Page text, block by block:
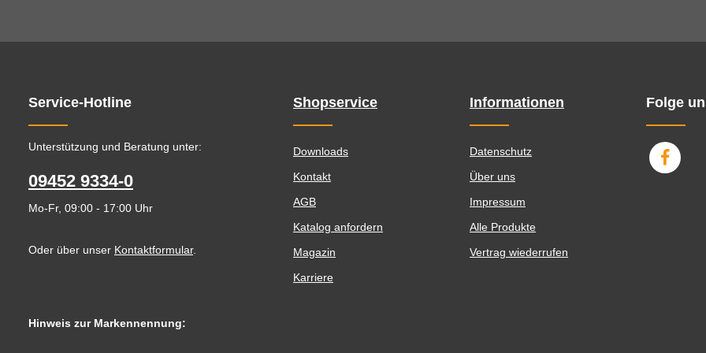
Service-Hotline
Unterstützung und Beratung unter:
09452 9334-0
Mo-Fr, 09:00 - 17:00 Uhr
Oder über unser Kontaktformular.
Shopservice
Downloads
Kontakt
AGB
Katalog anfordern
Magazin
Karriere
Informationen
Datenschutz
Über uns
Impressum
Alle Produkte
Vertrag wiederrufen
Folge
Hinweis zur Markennennung: